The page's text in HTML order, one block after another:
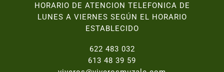
HORARIO DE ATENCION TELEFONICA DE
LUNES A VIERNES SEGÚN EL HORARIO
ESTABLECIDO
622 483 032
613 48 39 59